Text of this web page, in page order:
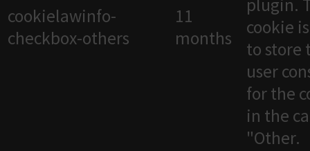
cookielawinfo-
checkbox-others
11
months
plugin.
cookie
to store
user
for the
in the
"Other.